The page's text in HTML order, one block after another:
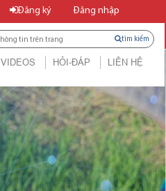
Đăng ký Đăng nhập
tìm kiếm
VIDEOS HỎI-ĐÁP LIÊN HỆ